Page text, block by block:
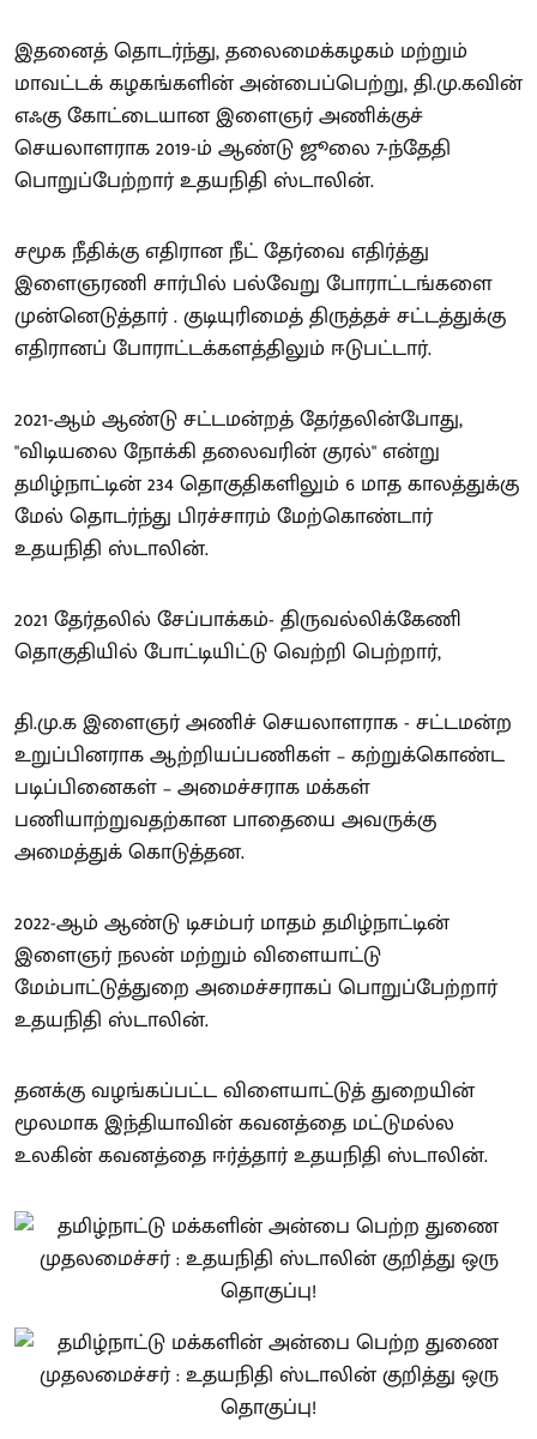
இதனைத் தொடர்ந்து, தலைமைக்கழகம் மற்றும்
மாவட்டக் கழகங்களின் அன்பைப்பெற்று, தி.மு.கவின்
எஃகு கோட்டையான இளைஞர் அணிக்குச்
செயலாளராக 2019-ம் ஆண்டு ஜூலை 7-ந்தேதி
பொறுப்பேற்றார் உதயநிதி ஸ்டாலின்.
சமூக நீதிக்கு எதிரான நீட் தேர்வை எதிர்த்து
இளைஞரணி சார்பில் பல்வேறு போராட்டங்களை
முன்னெடுத்தார் . குடியுரிமைத் திருத்தச் சட்டத்துக்கு
எதிரானப் போராட்டக்களத்திலும் ஈடுபட்டார்.
2021-ஆம் ஆண்டு சட்டமன்றத் தேர்தலின்போது,
"விடியலை நோக்கி தலைவரின் குரல்" என்று
தமிழ்நாட்டின் 234 தொகுதிகளிலும் 6 மாத காலத்துக்கு
மேல் தொடர்ந்து பிரச்சாரம் மேற்கொண்டார்
உதயநிதி ஸ்டாலின்.
2021 தேர்தலில் சேப்பாக்கம்- திருவல்லிக்கேணி
தொகுதியில் போட்டியிட்டு வெற்றி பெற்றார்,
தி.மு.க இளைஞர் அணிச் செயலாளராக - சட்டமன்ற
உறுப்பினராக ஆற்றியப்பணிகள் – கற்றுக்கொண்ட
படிப்பினைகள் – அமைச்சராக மக்கள்
பணியாற்றுவதற்கான பாதையை அவருக்கு
அமைத்துக் கொடுத்தன.
2022-ஆம் ஆண்டு டிசம்பர் மாதம் தமிழ்நாட்டின்
இளைஞர் நலன் மற்றும் விளையாட்டு
மேம்பாட்டுத்துறை அமைச்சராகப் பொறுப்பேற்றார்
உதயநிதி ஸ்டாலின்.
தனக்கு வழங்கப்பட்ட விளையாட்டுத் துறையின்
மூலமாக இந்தியாவின் கவனத்தை மட்டுமல்ல
உலகின் கவனத்தை ஈர்த்தார் உதயநிதி ஸ்டாலின்.